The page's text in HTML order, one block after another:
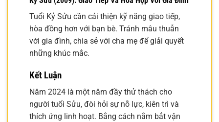
Tuổi Kỷ Sửu cần cải thiện kỹ năng giao tiếp,
hòa đồng hơn với bạn bè. Tránh mâu thuẫn
với gia đình, chia sẻ với cha mẹ để giải quyết
những khúc mắc.
Kết Luận
Năm 2024 là một năm đầy thử thách cho
người tuổi Sửu, đòi hỏi sự nỗ lực, kiên trì và
thích ứng linh hoạt. Bằng cách nắm bắt vận